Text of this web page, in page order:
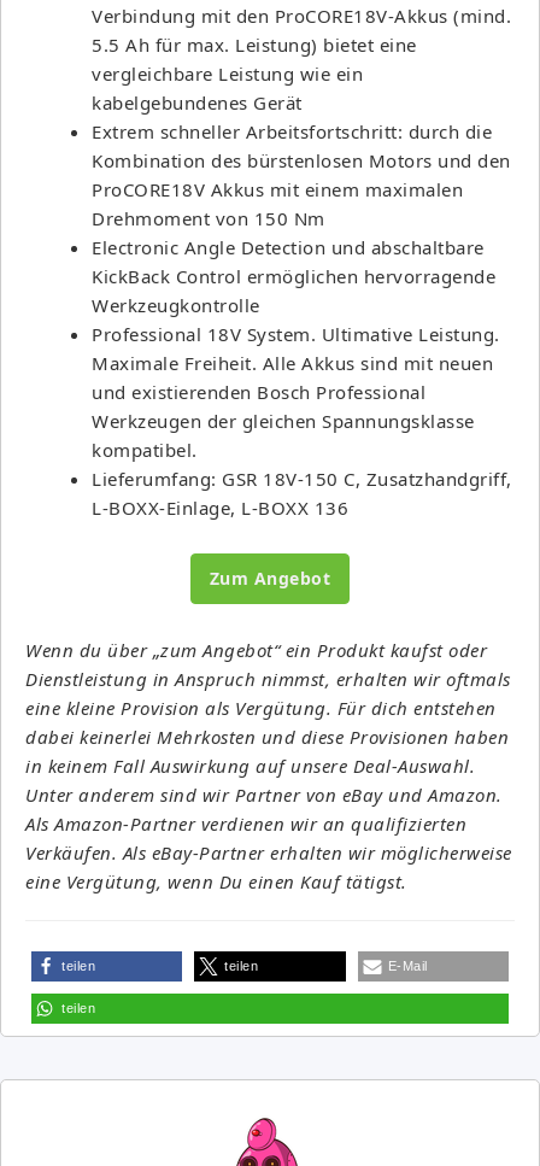
Verbindung mit den ProCORE18V-Akkus (mind.
5.5 Ah für max. Leistung) bietet eine
vergleichbare Leistung wie ein
kabelgebundenes Gerät
Extrem schneller Arbeitsfortschritt: durch die
Kombination des bürstenlosen Motors und den
ProCORE18V Akkus mit einem maximalen
Drehmoment von 150 Nm
Electronic Angle Detection und abschaltbare
KickBack Control ermöglichen hervorragende
Werkzeugkontrolle
Professional 18V System. Ultimative Leistung.
Maximale Freiheit. Alle Akkus sind mit neuen
und existierenden Bosch Professional
Werkzeugen der gleichen Spannungsklasse
kompatibel.
Lieferumfang: GSR 18V-150 C, Zusatzhandgriff,
L-BOXX-Einlage, L-BOXX 136
Zum Angebot
Wenn du über „zum Angebot“ ein Produkt kaufst oder
Dienstleistung in Anspruch nimmst, erhalten wir oftmals
eine kleine Provision als Vergütung. Für dich entstehen
dabei keinerlei Mehrkosten und diese Provisionen haben
in keinem Fall Auswirkung auf unsere Deal-Auswahl.
Unter anderem sind wir Partner von eBay und Amazon.
Als Amazon-Partner verdienen wir an qualifizierten
Verkäufen. Als eBay-Partner erhalten wir möglicherweise
eine Vergütung, wenn Du einen Kauf tätigst.
teilen teilen E-Mail
teilen